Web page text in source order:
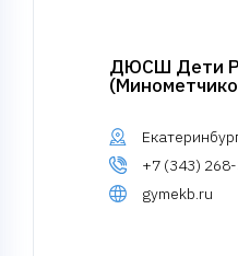
ДЮСШ Дети
+7 (343)
gymekb.ru